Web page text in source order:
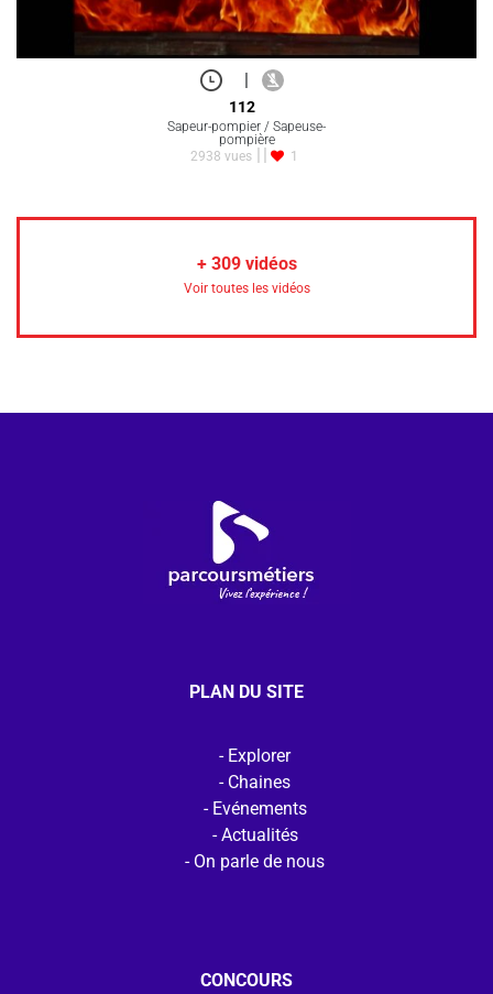
|
112
Sapeur-pompier / Sapeuse-
pompière
2938 vues
1
+ 309vidéos
Voir toutes les vidéos
PLAN DU SITE
Explorer
Chaines
Evénements
Actualités
On parle de nous
CONCOURS